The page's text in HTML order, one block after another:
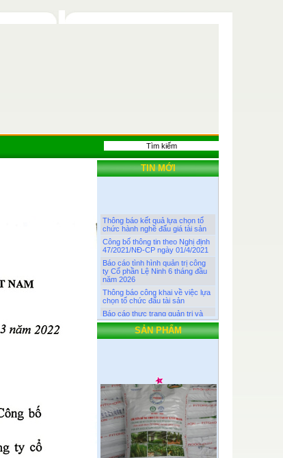
TIN MỚI
chức hành nghề đấu giá tài sản
Công bố thông tin theo Nghị định
47/2021/NĐ-CP ngày 01/4/2021
Báo cáo tình hình quản trị công
ty Cổ phần Lệ Ninh 6 tháng đầu
năm 2026
Thông báo công khai về việc lựa
chọn tổ chức đấu tài sản
Báo cáo thực trạng quản trị và
cơ cấu tổ chức Công ty Cỏ phần
lệ Ninh năm 2025
Báo cáo đánh giá hoạt động sản
xuất kinh doanh năm 2025
chọn tổ chức đấu giá tài sản
Hồ sơ thông báo tỷ lệ sở hữu
nước ngoài tối đa của công ty Cổ
phần Lệ Ninh
Thông báo đáp ứng điều kiện
công ty đại chúng
SẢN PHẨM